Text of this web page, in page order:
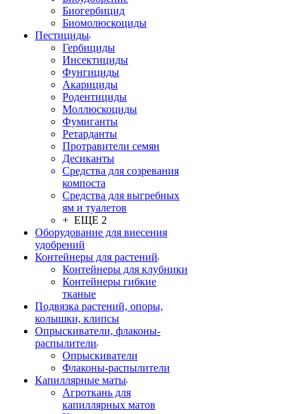
Биогербицид
Биомолюскоциды
Пестициды
Гербициды
Инсектициды
Фунгициды
Акарициды
Родентициды
Моллюскоциды
Фумиганты
Ретарданты
Протравители семян
Десиканты
Средства для созревания
компоста
Средства для выгребных
ям и туалетов
+ ЕЩЕ 2
Оборудование для внесения
удобрений
Контейнеры для растений
Контейнеры для клубники
Контейнеры гибкие
тканые
Подвязка растений, опоры,
колышки, клипсы
Опрыскиватели, флаконы-
распылители
Опрыскиватели
Флаконы-распылители
Капиллярные маты
Агроткань для
капиллярных матов